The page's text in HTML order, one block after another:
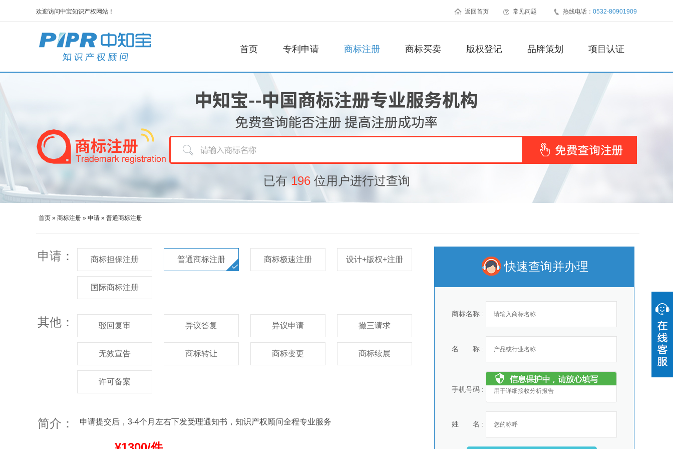
欢迎访问中宝知识产权网站！ 返回首页 常见问题 热线电话： 0532-80901909
首页 专利申请 商标注册 商标买卖 版权登记 品牌策划 项目认证
已有196位用户进行过查询
首页 » 商标注册 » 申请 » 普通商标注册
申请： 商标担保注册 普通商标注册 商标极速注册 设计+版权+注册
国际商标注册
其他： 驳回复审 异议答复 异议申请 撤三请求
无效宣告 商标转让 商标变更 商标续展
许可备案
简介： 申请提交后，3-4个月左右下发受理通知书，知识产权顾问全程专业服务
快速查询并办理
商标名称 :
名 称 :
手机号码 :
姓 名 :